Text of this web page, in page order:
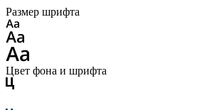
Размер шрифта
Цвет фона и шрифта